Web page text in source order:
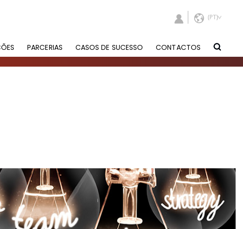
PARCERIAS CASOS DE SUCESSO CONTACTOS